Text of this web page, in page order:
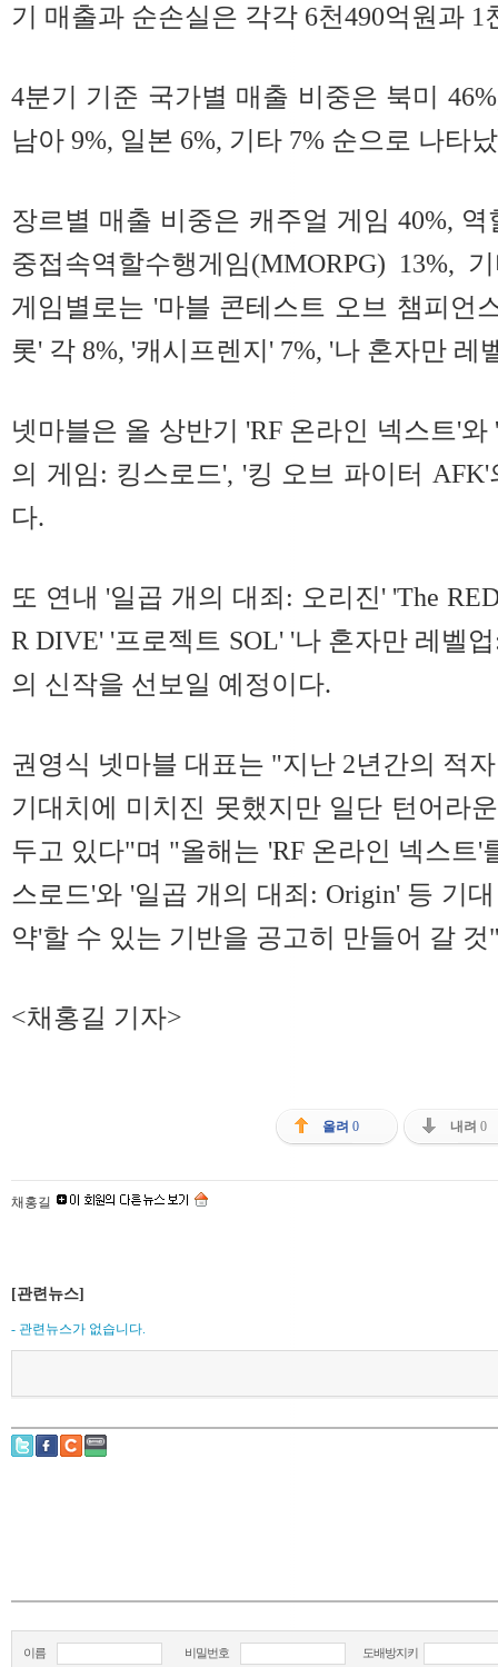
기 매출과 순손실은 각각 6천490억원과 1
4분기 기준 국가별 매출 비중은 북미
남아 9%, 일본 6%, 기타 7% 순으로 나타
장르별 매출 비중은 캐주얼 게임 40%, 역
중접속역할수행게임(MMORPG) 13%,
게임별로는 '마블 콘테스트 오브 챔피언
롯' 각 8%, '캐시프렌지' 7%, '나 혼자만 레
넷마블은 올 상반기 'RF 온라인 넥스트'
의 게임: 킹스로드', '킹 오브 파이터
다.
또 연내 '일곱 개의 대죄: 오리진' 'The
R DIVE' '프로젝트 SOL' '나 혼자만 레벨
의 신작을 선보일 예정이다.
권영식 넷마블 대표는 "지난 2년간의 적
기대치에 미치진 못했지만 일단 턴어라
두고 있다"며 "올해는 'RF 온라인 넥스트'
스로드'와 '일곱 개의 대죄: Origin' 등 기
약'할 수 있는 기반을 공고히 만들어 갈
<채홍길 기자>
올려 0 내려 0
채홍길
[관련뉴스]
- 관련뉴스가 없습니다.